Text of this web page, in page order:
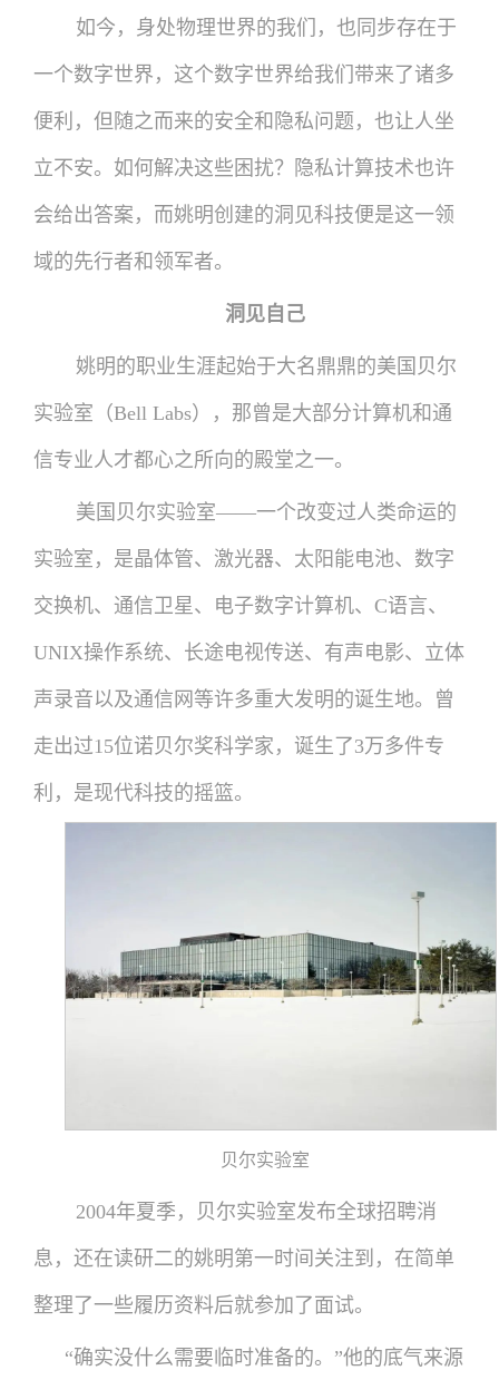
如今，身处物理世界的我们，也同步存在于
一个数字世界，这个数字世界给我们带来了诸多
便利，但随之而来的安全和隐私问题，也让人坐
立不安。如何解决这些困扰？隐私计算技术也许
会给出答案，而姚明创建的洞见科技便是这一领
域的先行者和领军者。
洞见自己
姚明的职业生涯起始于大名鼎鼎的美国贝尔
实验室（Bell Labs），那曾是大部分计算机和通
信专业人才都心之所向的殿堂之一。
美国贝尔实验室——一个改变过人类命运的
实验室，是晶体管、激光器、太阳能电池、数字
交换机、通信卫星、电子数字计算机、C语言、
UNIX操作系统、长途电视传送、有声电影、立体
声录音以及通信网等许多重大发明的诞生地。曾
走出过15位诺贝尔奖科学家，诞生了3万多件专
利，是现代科技的摇篮。
贝尔实验室
2004年夏季，贝尔实验室发布全球招聘消
息，还在读研二的姚明第一时间关注到，在简单
整理了一些履历资料后就参加了面试。
“确实没什么需要临时准备的。”他的底气来源